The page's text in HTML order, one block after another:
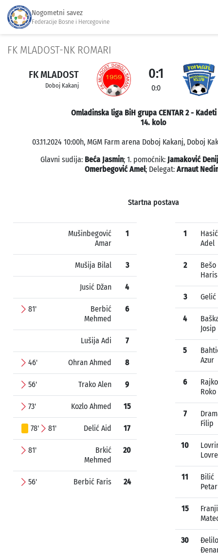
Nogometni savez
Federacije Bosne i Hercegovine
FK MLADOST-NK ROMARI
FK MLADOST
Doboj Kakanj
0:1
0:0
Omladinska liga BiH grupa CENTAR 2 -
14. kolo
03.11.2024 10:00h, MGM Farm arena Doboj Kakanj, Doboj
Glavni sudija: Beća Jasmin; 1. pomoćnik: Jamaković
Omerbegović Amel; Delegat: Arnaut
Startna postava
Mušinbegović
Amar
1
Mušija Bilal 3
Jusić Džan 4
81'
Berbić
Mehmed
6
Lušija Adi 7
46' Ohran Ahmed 8
56' Trako Alen 9
73' Kozlo Ahmed 15
78' 81' Delić Aid 17
81'
Brkić
Mehmed
20
56' Berbić Faris 24
1
Hasić
Adel
2
Bešo
Haris
3
4
Josip
5
Azur
6
Roko
7
Filip
10
Lovre
11
Bilić
Petar
15
30